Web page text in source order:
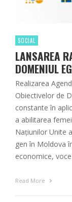
SOCIAL
LANSAREA
DOMENIUL
Realizarea
Obiectivelor de
constante în
a abilitarea
Națiunilor Unite
gen în Moldova
economice,
Read More